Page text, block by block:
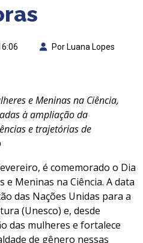
Por Luana Lopes
e Meninas na Ciência,
à ampliação da
e trajetórias de
é comemorado o Dia
Meninas na Ciência. A data
das Nações Unidas para a
(Unesco) e, desde
das mulheres e fortalece
de gênero nessas